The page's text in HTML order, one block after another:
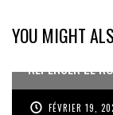
YOU MIGHT
REPENSER LE
FÉVRIER 19,